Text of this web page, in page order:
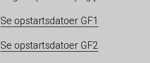
Se opstartsdatoer GF1
Se opstartsdatoer GF2